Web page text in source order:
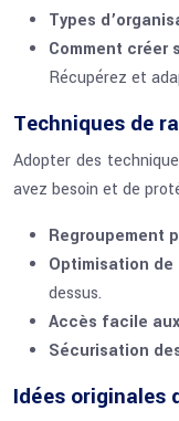
Types
Comment créer
Récupérez et
Techniques de
Adopter des
avez besoin et de
Regroupement
Optimisation de
dessus.
Accès facile
Sécurisation
Idées originales